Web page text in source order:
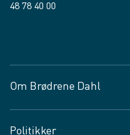
48 78 40 00
Om Brødrene Dahl
Politikker